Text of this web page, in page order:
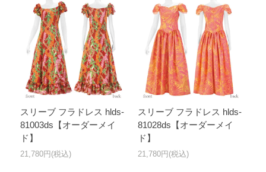
スリーブ フラドレス hlds-
81003ds【オーダーメイ
ド】
21,780円(税込)
スリーブ フラドレス hlds-
81028ds【オーダーメイ
ド】
21,780円(税込)